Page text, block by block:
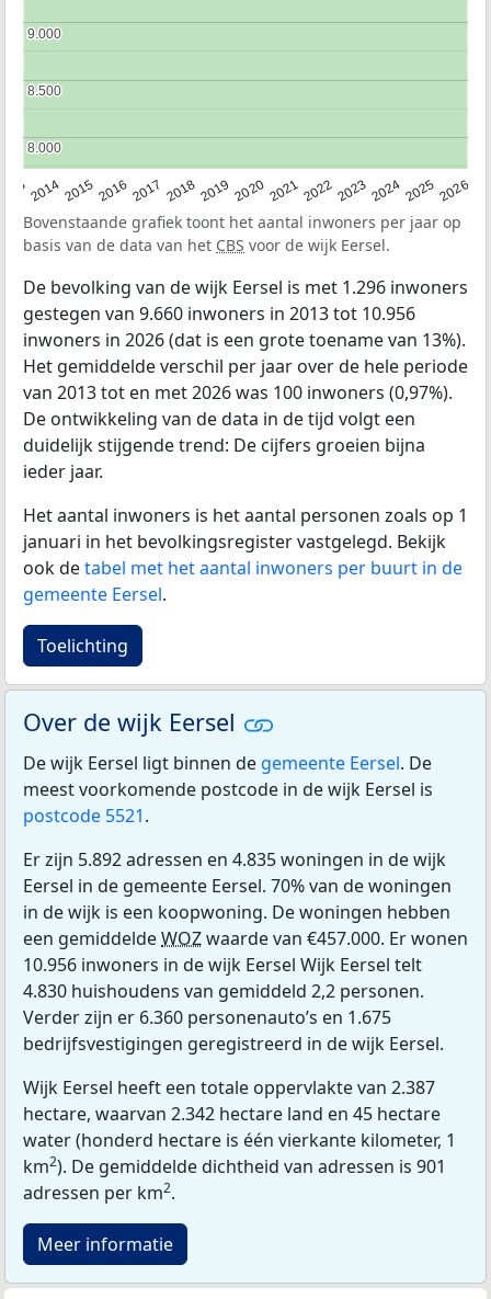
2014201520162017 20182019 2020202120222023202420252026
8.000
8.000
8.500
8.500
9.000
9.000
Bovenstaande grafiek toont het aantal inwoners per jaar op
basis van de data van het CBS voor de wijk Eersel.
De bevolking van de wijk Eersel is met 1.296 inwoners
gestegen van 9.660 inwoners in 2013 tot 10.956
inwoners in 2026 (dat is een grote toename van 13%).
Het gemiddelde verschil per jaar over de hele periode
van 2013 tot en met 2026 was 100 inwoners (0,97%).
De ontwikkeling van de data in de tijd volgt een
duidelijk stijgende trend: De cijfers groeien bijna
ieder jaar.
Het aantal inwoners is het aantal personen zoals op 1
januari in het bevolkingsregister vastgelegd. Bekijk
ook detabel met het aantal inwoners per buurt in de
gemeente Eersel.
Toelichting
Over de wijk Eersel
De wijk Eersel ligt binnen de gemeente Eersel. De
meest voorkomende postcode in de wijk Eersel is
postcode 5521.
Er zijn 5.892 adressen en 4.835 woningen in de wijk
Eersel in de gemeente Eersel. 70% van de woningen
in de wijk is een koopwoning. De woningen hebben
een gemiddeldeWOZwaarde van €457.000. Er wonen
10.956 inwoners in de wijk Eersel Wijk Eersel telt
4.830 huishoudens van gemiddeld 2,2 personen.
Verder zijn er 6.360 personenauto’s en 1.675
bedrijfsvestigingen geregistreerd in de wijk Eersel.
Wijk Eersel heeft een totale oppervlakte van 2.387
hectare, waarvan 2.342 hectare land en 45 hectare
water (honderd hectare is één vierkante kilometer, 1
km2). De gemiddelde dichtheid van adressen is 901
adressen per km2.
Meer informatie